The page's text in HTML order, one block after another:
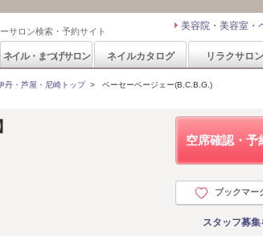
サロン検索・予約サイト 美容院・美容室・
ネイル・まつげサロン ネイルカタログ リラクサロン
丹・芦屋・尼崎トップ> ベーセーベージェー(B.C.B.G.)
空席確認・予
ブックマー
スタッフ募